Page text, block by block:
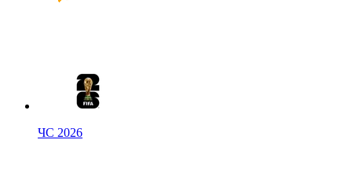
ЧС 2026